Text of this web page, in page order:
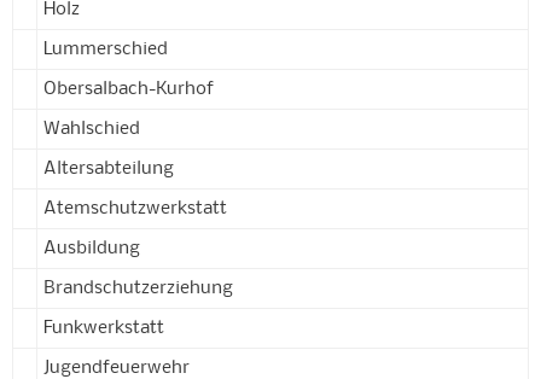
Holz
Lummerschied
Obersalbach-Kurhof
Wahlschied
Altersabteilung
Atemschutzwerkstatt
Ausbildung
Brandschutzerziehung
Funkwerkstatt
Jugendfeuerwehr